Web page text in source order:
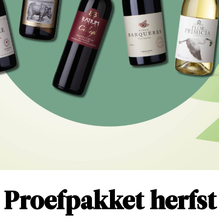
Proefpakket herfst